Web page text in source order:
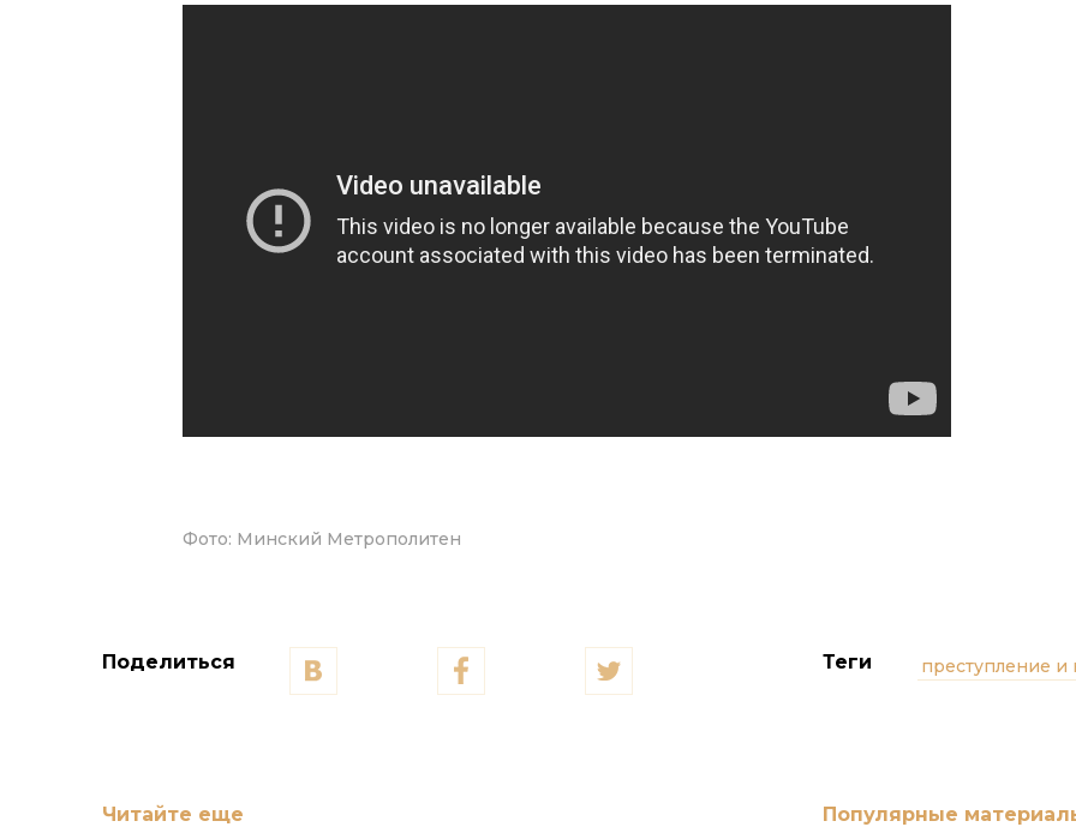
Фото: Минский Метрополитен
Поделиться Теги преступление и
Читайте еще Популярные